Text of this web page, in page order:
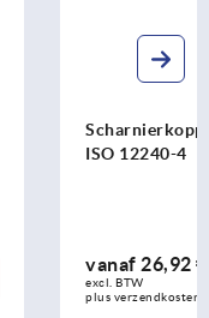
rvs, DIN
DETAILS